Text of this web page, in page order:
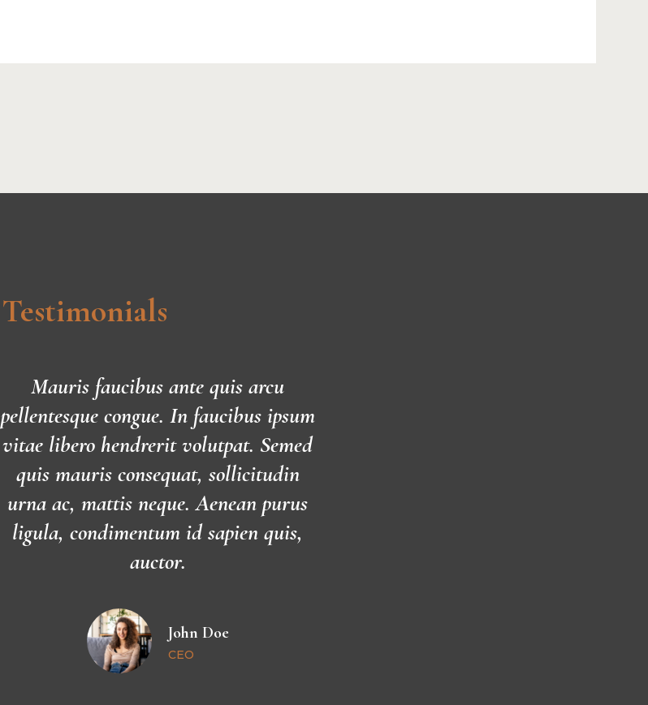
Testimonials
Mauris faucibus ante quis arcu
pellentesque congue. In faucibus ipsum
vitae libero hendrerit volutpat. Semed
quis mauris consequat, sollicitudin
urna ac, mattis neque. Aenean purus
ligula, condimentum id sapien quis,
auctor.
John Doe
CEO